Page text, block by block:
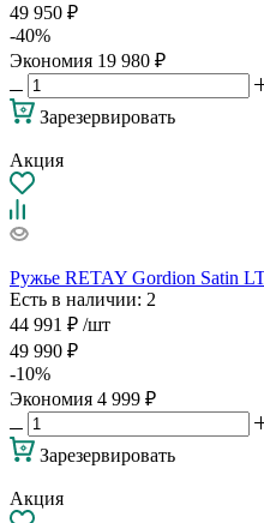
49 950 ₽
-40%
Экономия 19 980 ₽
Зарезервировать
Акция
Ружье RETAY Gordion Satin
Есть в наличии: 2
44 991 ₽ /шт
49 990 ₽
-10%
Экономия 4 999 ₽
Зарезервировать
Акция